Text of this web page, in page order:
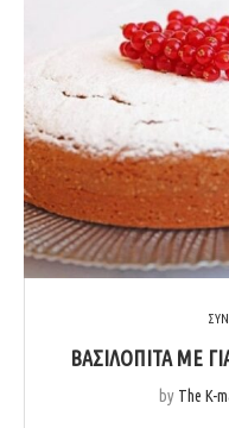
ΒΑΣΙΛΌΠΙΤΑ ΜΕ
by The K-